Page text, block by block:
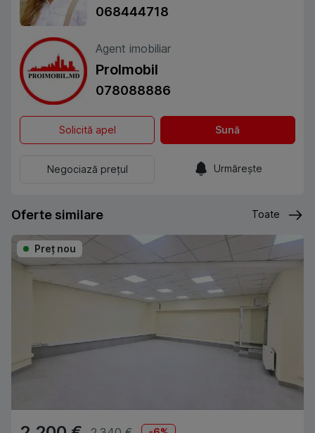
068444718
Agent imobiliar
ProImobil
078088886
Solicită apel Sună
Negociază prețul Urmărește
Oferte similare Toate
Preţ nou